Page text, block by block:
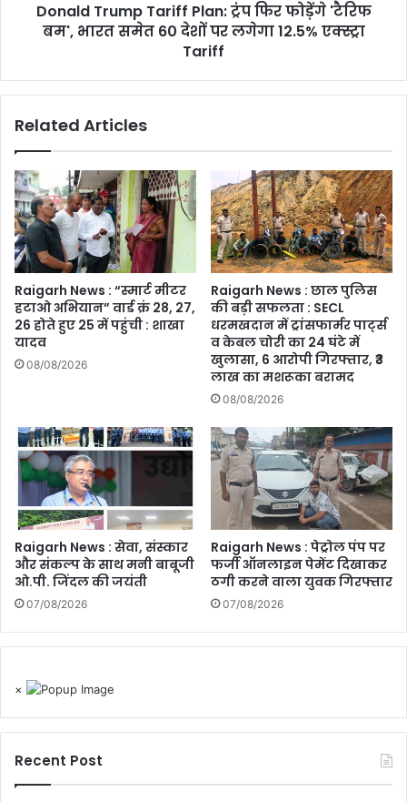
पर
12.5%
Donald Trump Tariff Plan: ट्रंप फिर फोड़ेंगे 'टैरिफ
बम', भारत समेत 60 देशों पर लगेगा 12.5% एक्स्ट्रा
Tariff
Related Articles
Raigarh News : “स्मार्ट मीटर
हटाओ अभियान” वार्ड क्रं 28, 27,
26 होते हुए 25 में पहुंची : शाखा
यादव
08/08/2026
Raigarh News : छाल पुलिस
की बड़ी सफलता : SECL
धरमखदान में ट्रांसफार्मर पार्ट्स
व केबल चोरी का 24 घंटे में
खुलासा, 6 आरोपी गिरफ्तार, ₹3
लाख का मशरूका बरामद
08/08/2026
Raigarh News : सेवा, संस्कार
और संकल्प के साथ मनी बाबूजी
ओ.पी. जिंदल की जयंती
07/08/2026
Raigarh News : पेट्रोल पंप पर
फर्जी ऑनलाइन पेमेंट दिखाकर
ठगी करने वाला युवक गिरफ्तार
07/08/2026
×
Recent Post